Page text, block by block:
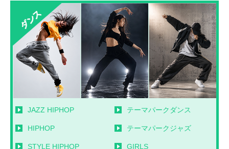
JAZZ HIPHOP テーマパークダンス
HIPHOP テーマパークジャズ
STYLE HIPHOP GIRLS